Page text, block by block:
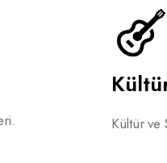
Kültür ve